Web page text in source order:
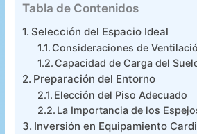
Tabla de Contenidos
Selección del Espacio Ideal
Consideraciones de
Capacidad de Carga del
Preparación del Entorno
Elección del Piso Adecuado
La Importancia de los
Inversión en Equipamiento